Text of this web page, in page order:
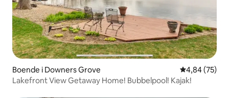
Boende i Downers Grove 4,84 av 5 i
4,84 (75)
Lakefront View Getaway Home! Bubbelpool! Kajak!